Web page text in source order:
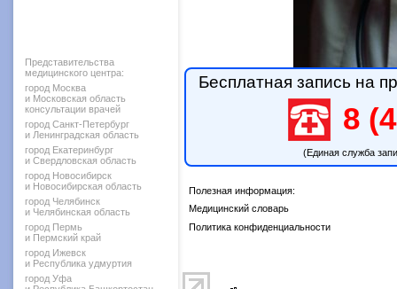
Представительства
медицинского центра:
город Москва
и Московская область
консультации врачей
город Санкт-Петербург
и Ленинградская область
город Екатеринбург
и Свердловская область
город Новосибирск
и Новосибирская область
город Челябинск
и Челябинская область
город Пермь
и Пермский край
город Ижевск
и Республика удмуртия
город Уфа
Бесплатная запись на
8
(Единая служба
Полезная информация:
Медицинский словарь
Политика конфиденциальности